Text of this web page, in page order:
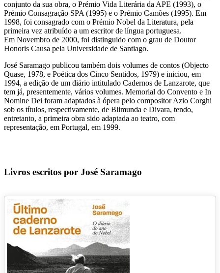
conjunto da sua obra, o Prémio Vida Literária da APE (1993), o
Prémio Consagração SPA (1995) e o Prémio Camões (1995). Em
1998, foi consagrado com o Prémio Nobel da Literatura, pela
primeira vez atribuído a um escritor de língua portuguesa.
Em Novembro de 2000, foi distinguido com o grau de Doutor
Honoris Causa pela Universidade de Santiago.
José Saramago publicou também dois volumes de contos (Objecto
Quase, 1978, e Poética dos Cinco Sentidos, 1979) e iniciou, em
1994, a edição de um diário intitulado Cadernos de Lanzarote, que
tem já, presentemente, vários volumes. Memorial do Convento e In
Nomine Dei foram adaptados à ópera pelo compositor Azio Corghi
sob os títulos, respectivamente, de Blimunda e Divara, tendo,
entretanto, a primeira obra sido adaptada ao teatro, com
representação, em Portugal, em 1999.
Livros escritos por José Saramago